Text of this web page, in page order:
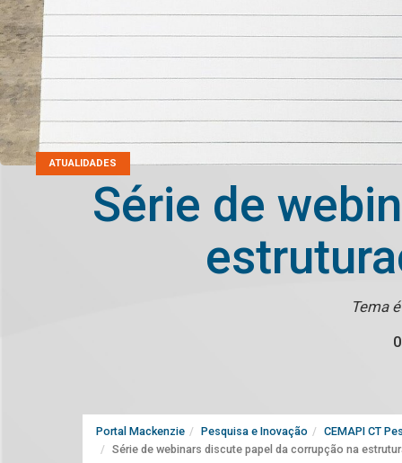
ATUALIDADES
Série de
Tema
Portal Mackenzie Pesquisa e Inovação CEMAPI CT
Série de webinars discute papel da corrupção na